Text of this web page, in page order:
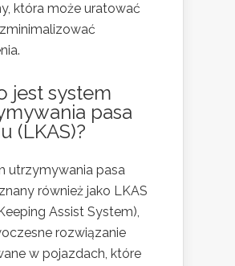
która może uratować
jest system
pasa
(LKAS)?
utrzymywania pasa
również jako LKAS
Assist System),
rozwiązanie
w pojazdach, które